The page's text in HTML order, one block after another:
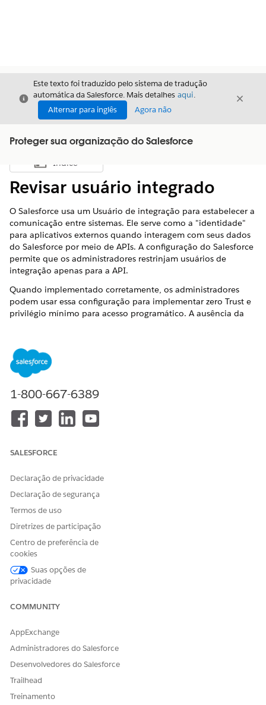
Fechar
Este texto foi traduzido pelo sistema de tradução
automática da Salesforce. Mais detalhes aqui.
Alternar para inglês
Agora não
Fechar
Proteger sua organização do Salesforce
Mostrar índice
Índice
Revisar usuário integrado
O Salesforce usa um Usuário de integração para estabelecer a
comunicação entre sistemas. Ele serve como a "identidade"
para aplicativos externos quando interagem com seus dados
do Salesforce por meio de APIs. A configuração do Salesforce
permite que os administradores restrinjam usuários de
integração apenas para a API.
Quando implementado corretamente, os administradores
podem usar essa configuração para implementar zero Trust e
privilégio mínimo para acesso programático. A ausência da
autorizado aos dados.
Controle de acesso somente de API
Restringe identidades do sistema, como usuários de
integração, apenas ao acesso programático, aplicando o
externas.
ESTE ARTIGO RESOLVEU SEU PROBLEMA?
1-800-667-6389
SALESFORCE
Declaração de privacidade
Declaração de segurança
Termos de uso
Diretrizes de participação
Centro de preferência de
cookies
Suas opções de
privacidade
COMMUNITY
AppExchange
Administradores do Salesforce
Desenvolvedores do Salesforce
Trailhead
Treinamento